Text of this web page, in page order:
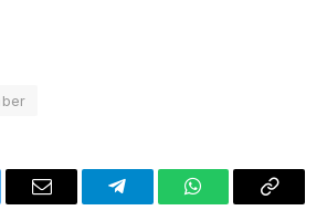
Email TelegramWhatsAppCopy